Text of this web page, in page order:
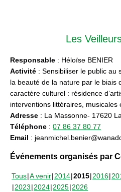
Les
Responsable : Héloïse BENIER
Activité : Sensibiliser le public au
la beauté de la nature par le biais
caractère culturel : résidence
interventions littéraires, musicales
Adresse : La Massonne- 17620
Téléphone : 07 86 37 80 77
Email :
Événements organisés par
Tous A venir 2014 2015 2016
2023 2024 2025 2026